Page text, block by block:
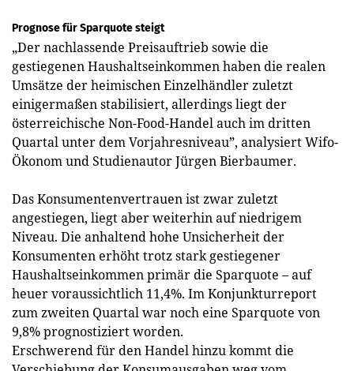
Prognose für Sparquote steigt
„Der nachlassende Preisauftrieb sowie die
gestiegenen Haushaltseinkommen haben die realen
Umsätze der heimischen Einzelhändler zuletzt
einigermaßen stabilisiert, allerdings liegt der
österreichische Non-Food-Handel auch im dritten
Quartal unter dem Vorjahresniveau”, analysiert Wifo-
Ökonom und Studienautor Jürgen Bierbaumer.
Das Konsumentenvertrauen ist zwar zuletzt
angestiegen, liegt aber weiterhin auf niedrigem
Niveau. Die anhaltend hohe Unsicherheit der
Konsumenten erhöht trotz stark gestiegener
Haushaltseinkommen primär die Sparquote – auf
heuer voraussichtlich 11,4%. Im Konjunkturreport
zum zweiten Quartal war noch eine Sparquote von
9,8% prognostiziert worden.
Erschwerend für den Handel hinzu kommt die